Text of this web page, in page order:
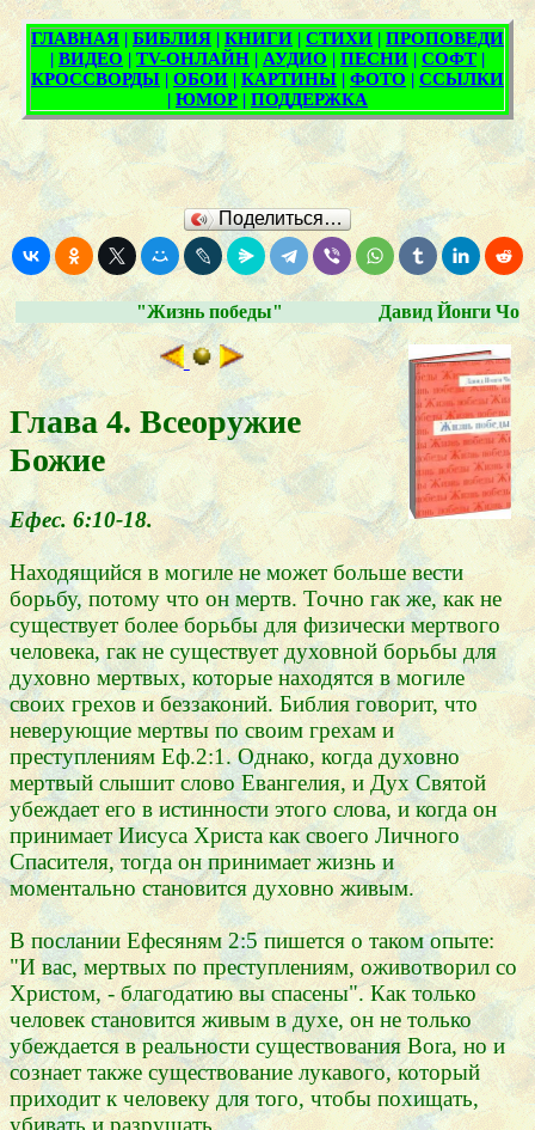
Поделиться…
"Жизнь победы" Давид Йонги Чо
Глава 4. Всеоружие
Божие
Ефес. 6:10-18.
Находящийся в могиле не может больше вести
борьбу, потому что он мертв. Точно гак же, как не
существует более борьбы для физически мертвого
человека, гак не существует духовной борьбы для
духовно мертвых, которые находятся в могиле
своих грехов и беззаконий. Библия говорит, что
неверующие мертвы по своим грехам и
преступлениям Еф.2:1. Однако, когда духовно
мертвый слышит слово Евангелия, и Дух Святой
убеждает его в истинности этого слова, и когда он
принимает Иисуса Христа как своего Личного
Спасителя, тогда он принимает жизнь и
моментально становится духовно живым.
В послании Ефесяням 2:5 пишется о таком опыте:
"И вас, мертвых по преступлениям, оживотворил со
Христом, - благодатию вы спасены". Как только
человек становится живым в духе, он не только
убеждается в реальности существования Bora, но и
сознает также существование лукавого, который
приходит к человеку для того, чтобы похищать,
убивать и разрушать.